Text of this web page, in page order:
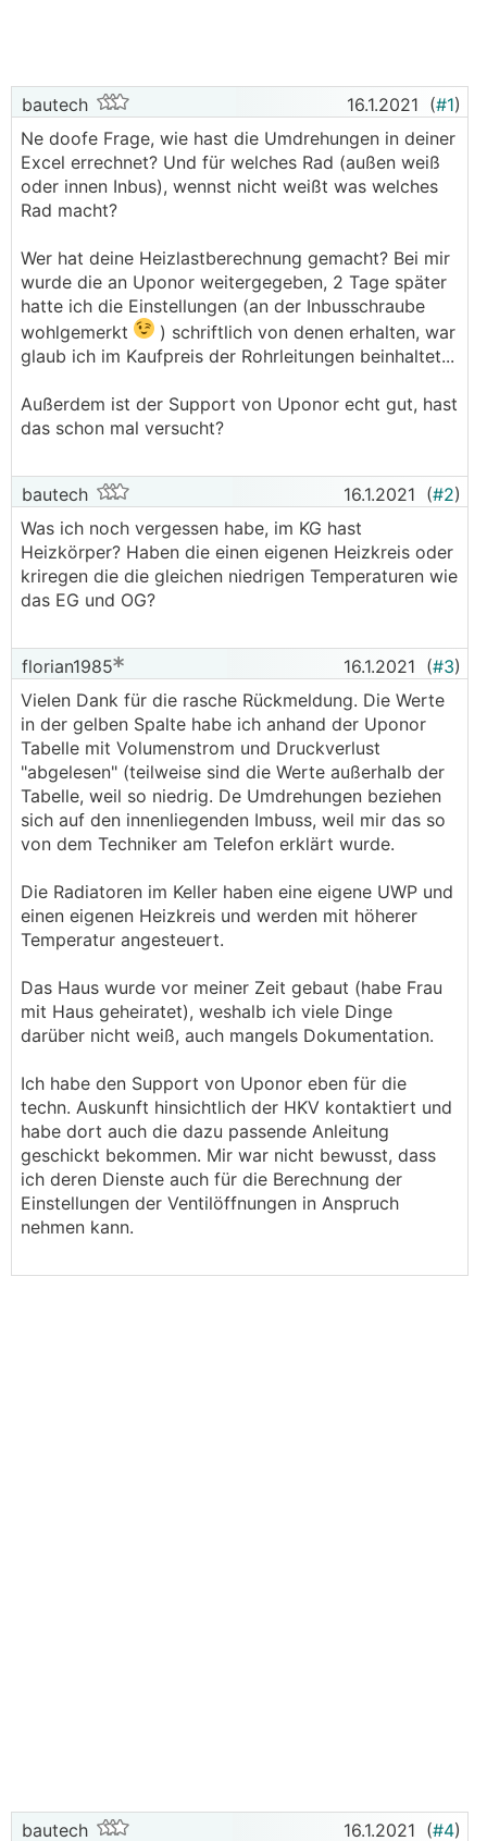
bautech 16.1.2021 (#1)
Ne doofe Frage, wie hast die Umdrehungen in deiner
Excel errechnet? Und für welches Rad (außen weiß
oder innen Inbus), wennst nicht weißt was welches
Rad macht?
Wer hat deine Heizlastberechnung gemacht? Bei mir
wurde die an Uponor weitergegeben, 2 Tage später
hatte ich die Einstellungen (an der Inbusschraube
wohlgemerkt
) schriftlich von denen erhalten, war
glaub ich im Kaufpreis der Rohrleitungen beinhaltet...
Außerdem ist der Support von Uponor echt gut, hast
das schon mal versucht?
bautech 16.1.2021 (#2)
Was ich noch vergessen habe, im KG hast
Heizkörper? Haben die einen eigenen Heizkreis oder
kriregen die die gleichen niedrigen Temperaturen wie
das EG und OG?
florian1985 16.1.2021 (#3)
Vielen Dank für die rasche Rückmeldung. Die Werte
in der gelben Spalte habe ich anhand der Uponor
Tabelle mit Volumenstrom und Druckverlust
"abgelesen" (teilweise sind die Werte außerhalb der
Tabelle, weil so niedrig. De Umdrehungen beziehen
sich auf den innenliegenden Imbuss, weil mir das so
von dem Techniker am Telefon erklärt wurde.
Die Radiatoren im Keller haben eine eigene UWP und
einen eigenen Heizkreis und werden mit höherer
Temperatur angesteuert.
Das Haus wurde vor meiner Zeit gebaut (habe Frau
mit Haus geheiratet), weshalb ich viele Dinge
darüber nicht weiß, auch mangels Dokumentation.
Ich habe den Support von Uponor eben für die
techn. Auskunft hinsichtlich der HKV kontaktiert und
habe dort auch die dazu passende Anleitung
geschickt bekommen. Mir war nicht bewusst, dass
ich deren Dienste auch für die Berechnung der
Einstellungen der Ventilöffnungen in Anspruch
nehmen kann.
bautech 16.1.2021 (#4)